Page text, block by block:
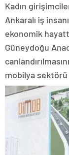
Kadın
Ankaralı iş
ekonomik
Güneydoğu
mobilya sektörü